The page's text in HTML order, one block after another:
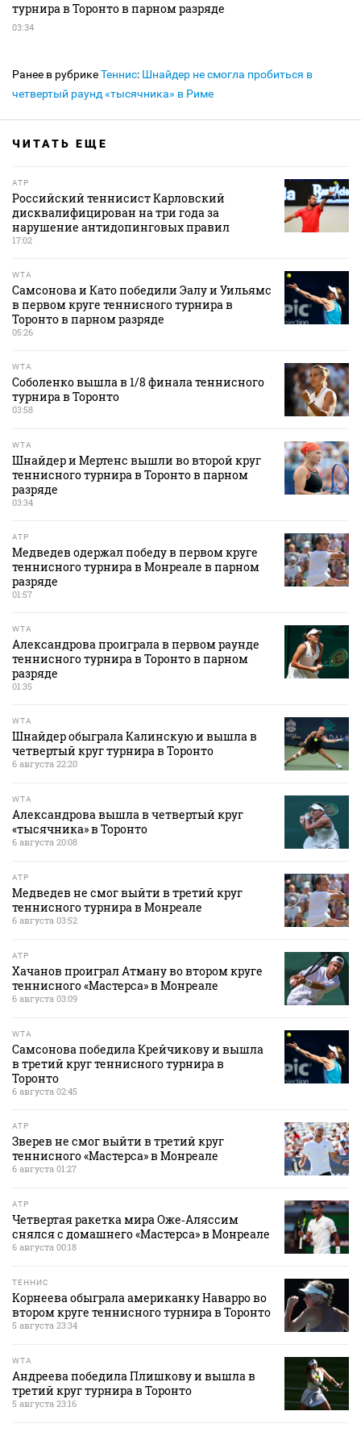
турнира в Торонто в парном разряде
03:34
Ранее в рубрикеТеннис: Шнайдер не смогла пробиться в
четвертый раунд «тысячника» в Риме
ЧИТАТЬ ЕЩЕ
ATP
Российский теннисист Карловский
дисквалифицирован на три года за
нарушение антидопинговых правил
17:02
WTA
Самсонова и Като победили Эалу и Уильямс
в первом круге теннисного турнира в
Торонто в парном разряде
05:26
WTA
Соболенко вышла в 1/8 финала теннисного
турнира в Торонто
03:58
WTA
Шнайдер и Мертенс вышли во второй круг
теннисного турнира в Торонто в парном
разряде
03:34
ATP
Медведев одержал победу в первом круге
теннисного турнира в Монреале в парном
разряде
01:57
WTA
Александрова проиграла в первом раунде
теннисного турнира в Торонто в парном
разряде
01:35
WTA
Шнайдер обыграла Калинскую и вышла в
четвертый круг турнира в Торонто
6 августа 22:20
WTA
Александрова вышла в четвертый круг
«тысячника» в Торонто
6 августа 20:08
ATP
Медведев не смог выйти в третий круг
теннисного турнира в Монреале
6 августа 03:52
ATP
Хачанов проиграл Атману во втором круге
теннисного «Мастерса» в Монреале
6 августа 03:09
WTA
Самсонова победила Крейчикову и вышла
в третий круг теннисного турнира в
Торонто
6 августа 02:45
ATP
Зверев не смог выйти в третий круг
теннисного «Мастерса» в Монреале
6 августа 01:27
ATP
Четвертая ракетка мира Оже‑Аляссим
снялся с домашнего «Мастерса» в Монреале
6 августа 00:18
ТЕННИС
Корнеева обыграла американку Наварро во
втором круге теннисного турнира в Торонто
5 августа 23:34
WTA
Андреева победила Плишкову и вышла в
третий круг турнира в Торонто
5 августа 23:16